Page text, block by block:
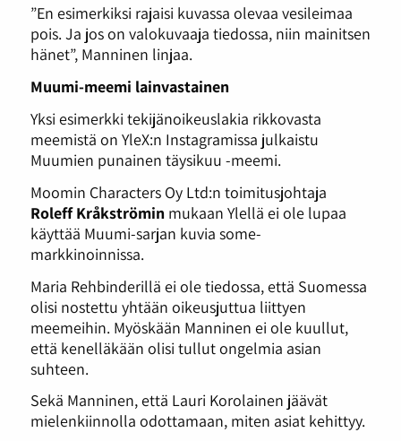
”En esimerkiksi rajaisi kuvassa olevaa vesileimaa
pois. Ja jos on valokuvaaja tiedossa, niin mainitsen
hänet”, Manninen linjaa.
Muumi-meemi lainvastainen
Yksi esimerkki tekijänoikeuslakia rikkovasta
meemistä on YleX:n Instagramissa julkaistu
Muumien punainen täysikuu -meemi.
Moomin Characters Oy Ltd:n toimitusjohtaja
Roleff Kråkströminmukaan Ylellä ei ole lupaa
käyttää Muumi-sarjan kuvia some-
markkinoinnissa.
Maria Rehbinderillä ei ole tiedossa, että Suomessa
olisi nostettu yhtään oikeusjuttua liittyen
meemeihin. Myöskään Manninen ei ole kuullut,
että kenelläkään olisi tullut ongelmia asian
suhteen.
Sekä Manninen, että Lauri Korolainen jäävät
mielenkiinnolla odottamaan, miten asiat kehittyy.